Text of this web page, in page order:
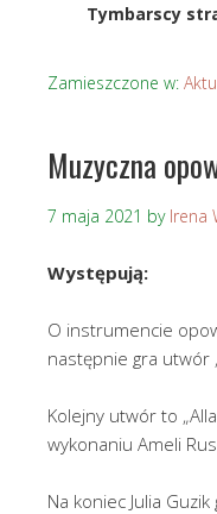
Tymbarscy
Zamieszczone w:
Muzyczna
7 maja 2021 by Irena
Występują:
O instrumencie
następnie gra utwór
Kolejny utwór to
wykonaniu Ameli
Na koniec Julia